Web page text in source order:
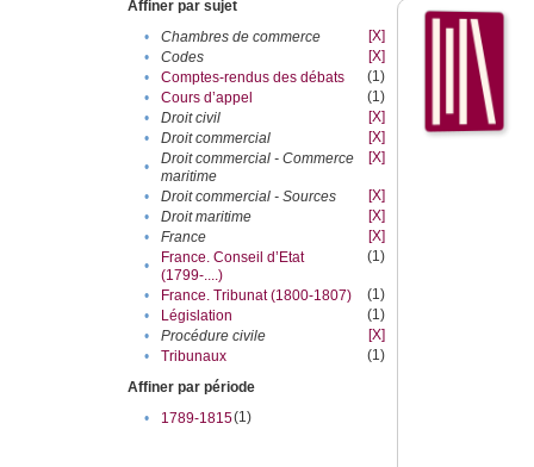
Affiner par sujet
•
Chambres de commerce
[X]
•
Codes
[X]
•
Comptes-rendus des débats
(1)
•
Cours d’appel
(1)
•
Droit civil
[X]
•
Droit commercial
[X]
•
Droit commercial - Commerce
maritime
[X]
• Droit commercial - Sources
[X]
•
Droit maritime
[X]
•
France
[X]
•
France. Conseil d’Etat
(1799-....)
(1)
• France. Tribunat (1800-1807)
(1)
•
Législation
(1)
•
Procédure civile
[X]
•
Tribunaux
(1)
Affiner par période
•
1789-1815(1)